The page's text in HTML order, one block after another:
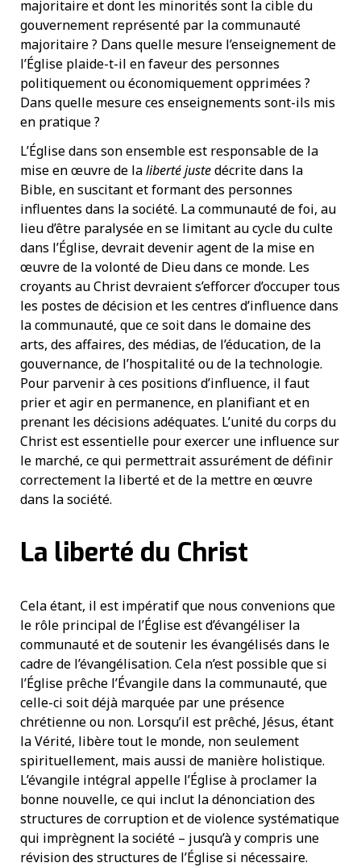
majoritaire et dont les minorités sont la cible du
gouvernement représenté par la communauté
majoritaire ? Dans quelle mesure l’enseignement de
l’Église plaide-t-il en faveur des personnes
politiquement ou économiquement opprimées ?
Dans quelle mesure ces enseignements sont-ils mis
en pratique ?
L’Église dans son ensemble est responsable de la
mise en œuvre de laliberté justedécrite dans la
Bible, en suscitant et formant des personnes
influentes dans la société. La communauté de foi, au
lieu d’être paralysée en se limitant au cycle du culte
dans l’Église, devrait devenir agent de la mise en
œuvre de la volonté de Dieu dans ce monde. Les
croyants au Christ devraient s’efforcer d’occuper tous
les postes de décision et les centres d’influence dans
la communauté, que ce soit dans le domaine des
arts, des affaires, des médias, de l’éducation, de la
gouvernance, de l’hospitalité ou de la technologie.
Pour parvenir à ces positions d’influence, il faut
prier et agir en permanence, en planifiant et en
prenant les décisions adéquates. L’unité du corps du
Christ est essentielle pour exercer une influence sur
le marché, ce qui permettrait assurément de définir
correctement la liberté et de la mettre en œuvre
dans la société.
La liberté du Christ
Cela étant, il est impératif que nous convenions que
le rôle principal de l’Église est d’évangéliser la
communauté et de soutenir les évangélisés dans le
cadre de l’évangélisation. Cela n’est possible que si
l’Église prêche l’Évangile dans la communauté, que
celle-ci soit déjà marquée par une présence
chrétienne ou non. Lorsqu’il est prêché, Jésus, étant
la Vérité, libère tout le monde, non seulement
spirituellement, mais aussi de manière holistique.
L’évangile intégral appelle l’Église à proclamer la
bonne nouvelle, ce qui inclut la dénonciation des
structures de corruption et de violence systématique
qui imprègnent la société – jusqu’à y compris une
révision des structures de l’Église si nécessaire.